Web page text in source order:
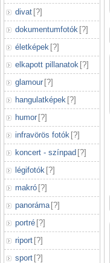
divat [?]
dokumentumfotók [?]
életképek [?]
elkapott pillanatok [?]
glamour [?]
hangulatképek [?]
humor [?]
infravörös fotók [?]
koncert - színpad [?]
légifotók [?]
makró [?]
panoráma [?]
portré [?]
riport [?]
sport [?]